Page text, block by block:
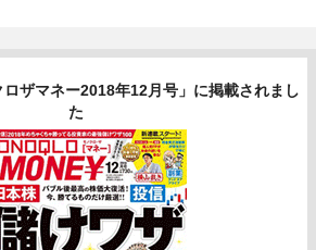
ザマネー2018年12月号」に掲載されまし
た